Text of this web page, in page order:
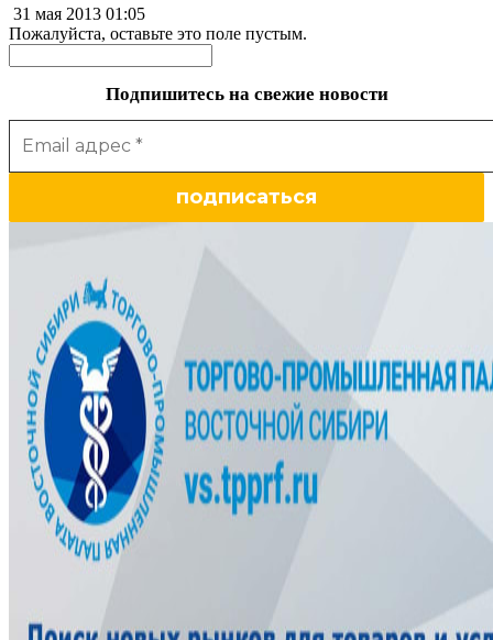
31 мая 2013 01:05
Пожалуйста, оставьте это поле пустым.
Подпишитесь на свежие новости